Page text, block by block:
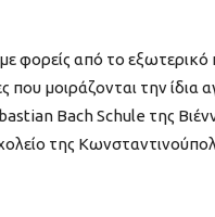
από το εξωτερικό
μοιράζονται την ίδια
Bach Schule της
της